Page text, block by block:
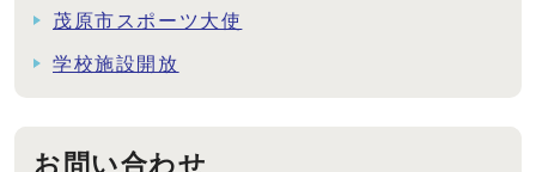
茂原市スポーツ大使
学校施設開放
お問い合わせ